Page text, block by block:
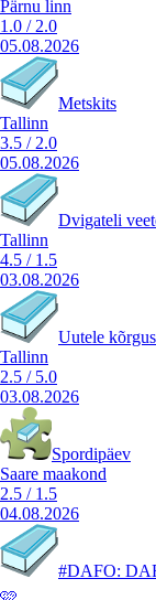
Pärnu linn
1.0 / 2.0
05.08.2026
Metskits
Tallinn
3.5 / 2.0
05.08.2026
Dvigateli
Tallinn
4.5 / 1.5
03.08.2026
Uutele
Tallinn
2.5 / 5.0
03.08.2026
Spordipäev
Saare maakond
2.5 / 1.5
04.08.2026
#DAFO: